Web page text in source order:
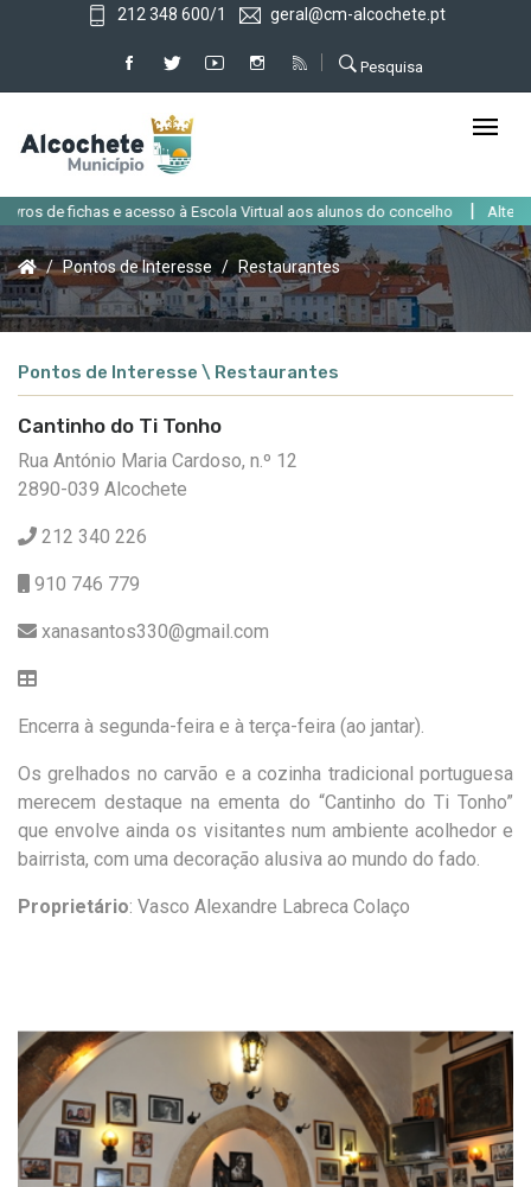
212 348 600/1 geral@cm-alcochete.pt
Pesquisa
de fichas e acesso à Escola Virtual aos alunos do concelho | Alteração
Pontos de Interesse Restaurantes
Pontos de Interesse \ Restaurantes
Cantinho do Ti Tonho
Rua António Maria Cardoso, n.º 12
2890-039 Alcochete
212 340 226
910 746 779
xanasantos330@gmail.com
Encerra à segunda-feira e à terça-feira (ao jantar).
Os grelhados no carvão e a cozinha tradicional portuguesa
merecem destaque na ementa do “Cantinho do Ti Tonho”
que envolve ainda os visitantes num ambiente acolhedor e
bairrista, com uma decoração alusiva ao mundo do fado.
Proprietário: Vasco Alexandre Labreca Colaço